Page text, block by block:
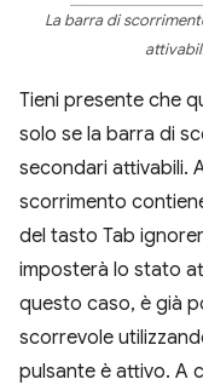
La barra di
Tieni presente che
solo se la barra di
secondari attivabili.
scorrimento
del tasto Tab
imposterà lo stato
questo caso, è già
scorrevole
pulsante è attivo. A